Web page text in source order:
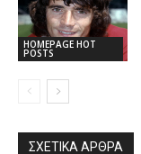
HOMEPAGE HOT
POSTS
ΣΧΕΤΙΚΆ ΆΡΘΡΑ